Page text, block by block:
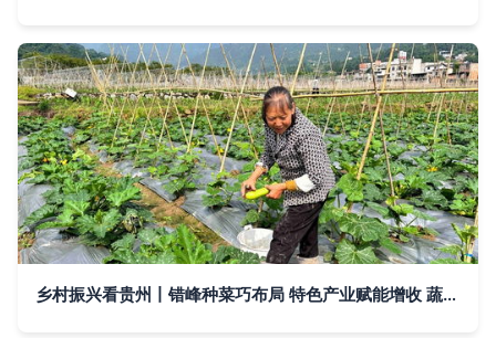
乡村振兴看贵州丨错峰种菜巧布局 特色产业赋能增收 蔬菜瓜果种植及采摘服务